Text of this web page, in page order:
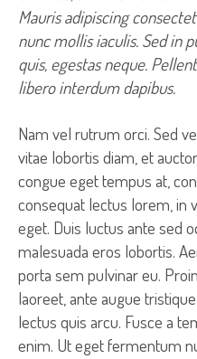
Mauris adipiscing
nunc mollis iaculis. Sed in
quis, egestas neque.
libero interdum dapibus.
Nam vel rutrum orci. Sed
vitae lobortis diam, et
congue eget tempus at,
consequat lectus lorem, in
eget. Duis luctus ante sed
malesuada eros lobortis.
porta sem pulvinar eu.
laoreet, ante augue
lectus quis arcu. Fusce a
enim. Ut eget fermentum